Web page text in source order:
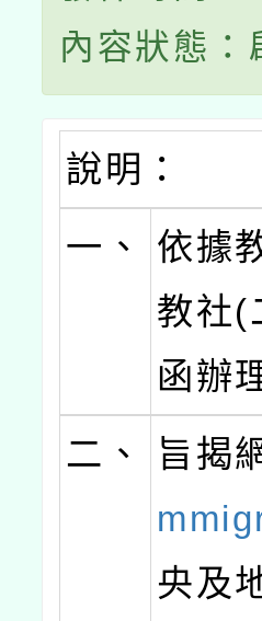
內容狀態：
說明：
一、
依據
教社(
函辦
二、
旨揭
央及